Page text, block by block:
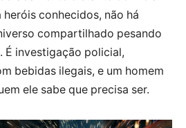
conhecidos, não há
compartilhado pesando
É investigação policial,
bebidas ilegais, e um homem
ele sabe que precisa ser.